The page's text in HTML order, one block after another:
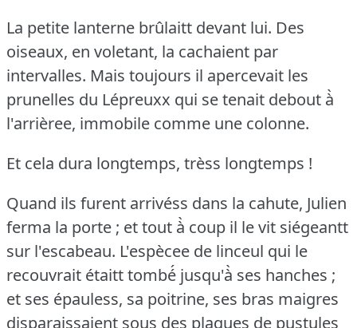
La petite lanterne brûlaitt devant lui. Des
oiseaux, en voletant, la cachaient par
intervalles. Mais toujours il apercevait les
prunelles du Lépreuxx qui se tenait debout à̀
l'arrièree, immobile comme une colonne.
Et cela dura longtemps, trèss longtemps !
Quand ils furent arrivéss dans la cahute, Julien
ferma la porte ; et tout à̀ coup il le vit siégeantt
sur l'escabeau. L'espècee de linceul qui le
recouvrait étaitt tombé́ jusqu'à̀ ses hanches ;
et ses épauless, sa poitrine, ses bras maigres
disparaissaient sous des plaques de pustules